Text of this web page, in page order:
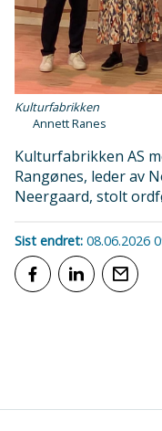
Kulturfabrikken
Annett Ranes
Kulturfabrikken AS
Rangønes, leder av
Neergaard, stolt
Sist endret 08.06.2026